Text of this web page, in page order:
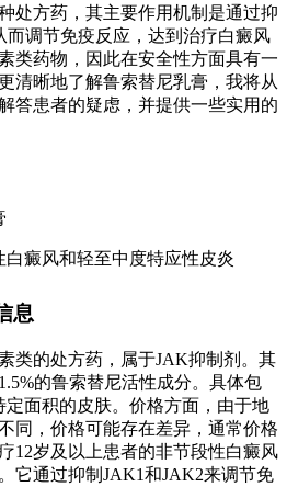
处方药，其主要作用机制是通过抑
而调节免疫反应，达到治疗白癜风
类药物，因此在安全性方面具有一
清晰地了解鲁索替尼乳膏，我将从
答患者的疑虑，并提供一些实用的
白癜风和轻至中度特应性皮炎
息
类的处方药，属于JAK抑制剂。其
的鲁索替尼活性成分。具体包
定面积的皮肤。价格方面，由于地
同，价格可能存在差异，通常价格
12岁及以上患者的非节段性白癜风
它通过抑制JAK1和JAK2来调节免